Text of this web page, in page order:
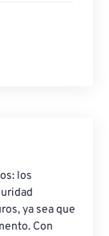
los
ya sea que
Con